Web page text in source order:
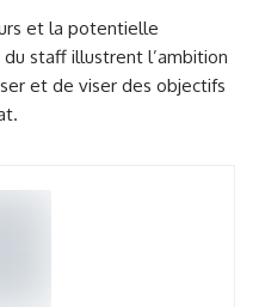
et la potentielle
staff illustrent l’ambition
et de viser des objectifs